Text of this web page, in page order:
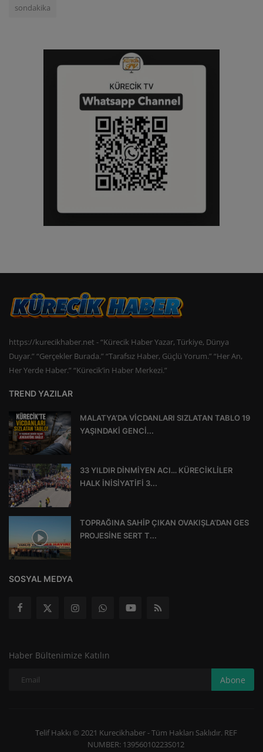
sondakika
https://kurecikhaber.net - “Kürecik Haber Yazar, Türkiye, Dünya
Duyar.” “Gerçekler Burada.” “Tarafsız Haber, Güçlü Yorum.” “Her An,
Her Yerde Haber.” “Kürecik’in Haber Merkezi.”
TREND YAZILAR
MALATYA’DA VİCDANLARI SIZLATAN TABLO 19
YAŞINDAKİ GENCİ...
33 YILDIR DİNMİYEN ACI… KÜRECİKLİLER
HALK İNİSİYATİFİ 3...
TOPRAĞINA SAHİP ÇIKAN OVAKIŞLA’DAN GES
PROJESİNE SERT T...
SOSYAL MEDYA
Haber Bültenimize Katılın
Abone
Telif Hakkı © 2021 Kurecikhaber - Tüm Hakları Saklıdır. REF
NUMBER: 13956010223S012